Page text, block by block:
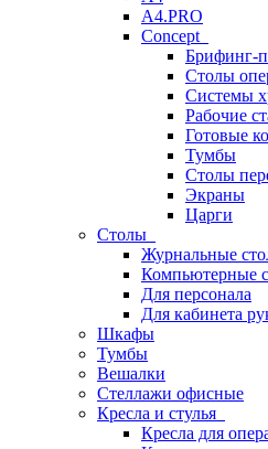
A4.PRO
Concept
Брифинг-
Столы
Системы
Рабочие
Готовые
Тумбы
Столы
Экраны
Царги
Столы
Журнальные
Компьютерные
Для персонала
Для кабинета
Шкафы
Тумбы
Вешалки
Стеллажи офисные
Кресла и стулья
Кресла для